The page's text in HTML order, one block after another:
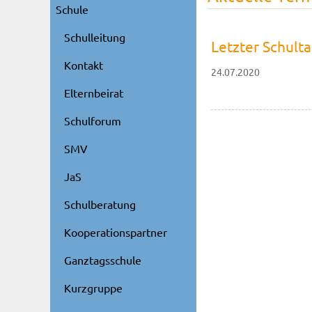
Letzter
24.07.2020
Schule
Schulleitung
Kontakt
Elternbeirat
Schulforum
SMV
JaS
Schulberatung
Kooperationspartner
Ganztagsschule
Kurzgruppe